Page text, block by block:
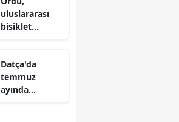
uluslararası
bisiklet
yapacak
Datça'da
temmuz
ayında